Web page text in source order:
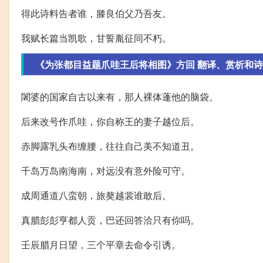
得此诗料告者谁，滕良伯父乃吾友。
我赋长篇当凯歌，甘誓胤征同不朽。
《为张都目益题爪哇王后将相图》方回 翻译、赏析和
闍婆的国家自古以来有，那人裸体蓬他的脑袋。
后来改号作爪哇，你自称王的妻子越位后。
赤脚露乳头布缠腰，往往自己美不知道丑。
千岛万岛南海南，对远没有意外险可守。
成周通道八蛮朝，旅獒越裳谁敢后。
真腊彭彭亨都人贡，巴还回答洽只有你吗。
壬辰腊月日望，三个平章去命令引诱。